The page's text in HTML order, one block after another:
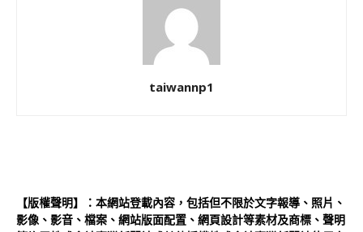
taiwannp1
【版權聲明】：本網站登載內容，包括但不限於文字報導、照片、
影像、影音、檔案、網站版面配置、網頁設計等素材及商標、聲明